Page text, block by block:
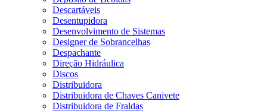
Descartáveis
Desentupidora
Desenvolvimento de Sistemas
Designer de Sobrancelhas
Despachante
Direção Hidráulica
Discos
Distribuidora
Distribuidora de Chaves Canivete
Distribuidora de Fraldas